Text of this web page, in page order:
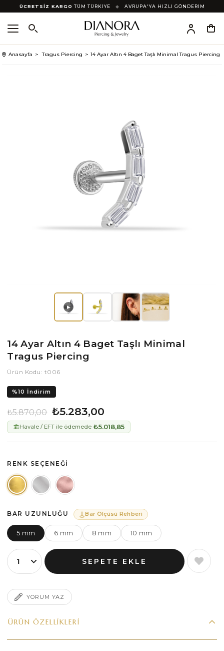
ÜCRETSİZ KARGO TÜM TÜRKİYE ◆ AVRUPA'YA HIZLI GÖNDERİM
Anasayfa Tragus Piercing 14 Ayar Altın 4 Baget Taşlı Minimal Tragus Piercing
▶
14 Ayar Altın 4 Baget Taşlı Minimal
Tragus Piercing
Ürün Kodu: t006
%10 İndirim
₺5.870,00 ₺5.283,00
Havale / EFT ile ödemede ₺5.018,85
RENK SEÇENEĞI
BAR UZUNLUĞU Bar Ölçüsü Rehberi
5 mm 6 mm 8 mm 10 mm
YORUM YAZ
ÜRÜN ÖZELLIKLERI